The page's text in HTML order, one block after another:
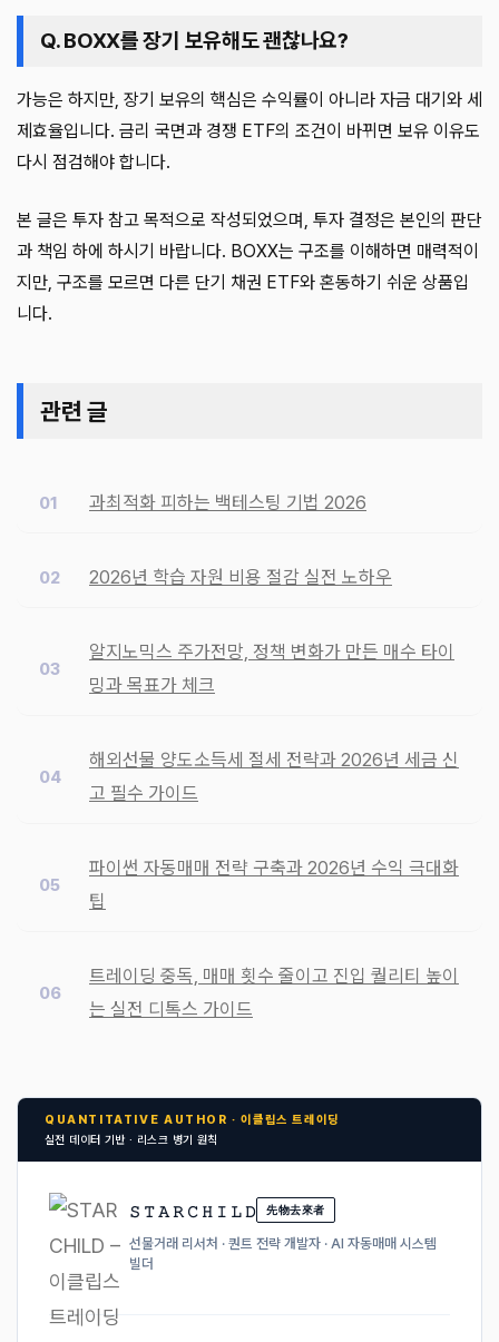
Q. BOXX를 장기 보유해도 괜찮나요?
가능은 하지만, 장기 보유의 핵심은 수익률이 아니라 자금 대기와 세
제효율입니다. 금리 국면과 경쟁 ETF의 조건이 바뀌면 보유 이유도
다시 점검해야 합니다.
본 글은 투자 참고 목적으로 작성되었으며, 투자 결정은 본인의 판단
과 책임 하에 하시기 바랍니다. BOXX는 구조를 이해하면 매력적이
지만, 구조를 모르면 다른 단기 채권 ETF와 혼동하기 쉬운 상품입
니다.
관련 글
과최적화 피하는 백테스팅 기법 2026
2026년 학습 자원 비용 절감 실전 노하우
알지노믹스 주가전망, 정책 변화가 만든 매수 타이
밍과 목표가 체크
해외선물 양도소득세 절세 전략과 2026년 세금 신
고 필수 가이드
파이썬 자동매매 전략 구축과 2026년 수익 극대화
팁
트레이딩 중독, 매매 횟수 줄이고 진입 퀄리티 높이
는 실전 디톡스 가이드
QUANTITATIVE AUTHOR · 이클립스 트레이딩
실전 데이터 기반 · 리스크 병기 원칙
𝚂 𝚃 𝙰 𝚁 𝙲 𝙷 𝙸 𝙻 𝙳 先物去來者
선물거래 리서처 · 퀀트 전략 개발자 · AI 자동매매 시스템
빌더